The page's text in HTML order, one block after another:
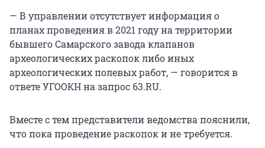
— В управлении отсутствует информация о
планах проведения в 2021 году на территории
бывшего Самарского завода клапанов
археологических раскопок либо иных
археологических полевых работ, — говорится в
ответе УГООКН на запрос 63.RU.
Вместе с тем представители ведомства пояснили,
что пока проведение раскопок и не требуется.